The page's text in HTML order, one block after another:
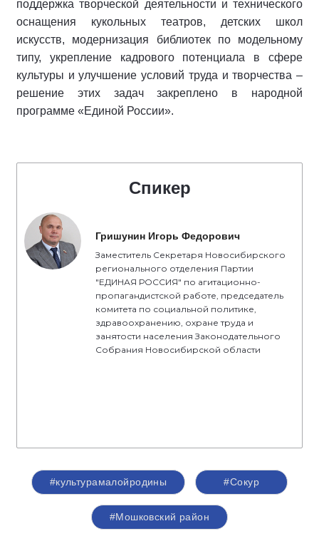
поддержка творческой деятельности и технического
оснащения кукольных театров, детских школ
искусств, модернизация библиотек по модельному
типу, укрепление кадрового потенциала в сфере
культуры и улучшение условий труда и творчества –
решение этих задач закреплено в народной
программе «Единой России».
Спикер
Гришунин Игорь Федорович
Заместитель Секретаря Новосибирского
регионального отделения Партии
"ЕДИНАЯ РОССИЯ" по агитационно-
пропагандистской работе, председатель
комитета по социальной политике,
здравоохранению, охране труда и
занятости населения Законодательного
Собрания Новосибирской области
#культурамалойродины #Сокур
#Мошковский район